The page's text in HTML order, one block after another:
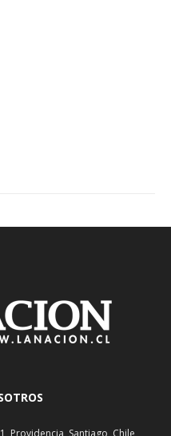
Providencia, Santiago, Chile